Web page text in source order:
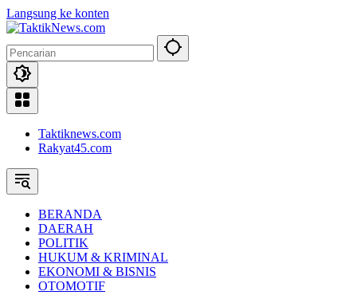
Langsung ke konten
Taktiknews.com
Rakyat45.com
BERANDA
DAERAH
POLITIK
HUKUM & KRIMINAL
EKONOMI & BISNIS
OTOMOTIF